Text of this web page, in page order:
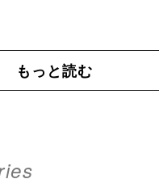
もっと読む